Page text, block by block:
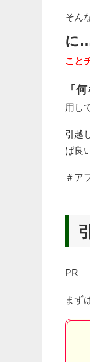
そん
に
こと
「
用し
引越
ば良
＃ア
PR
まず